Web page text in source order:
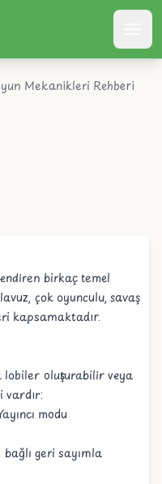
Mekanikleri Rehberi
birkaç temel
çok oyunculu, savaş
kapsamaktadır.
lobiler oluşturabilir veya
vardır:
modu
geri sayımla